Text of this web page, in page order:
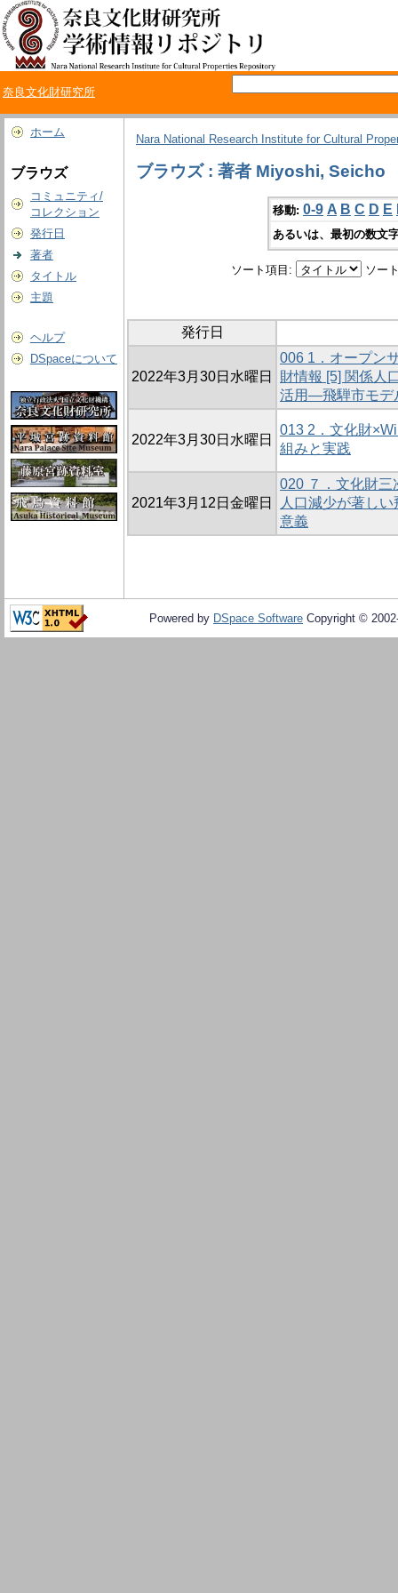
奈良文化財研究所
ホーム
ブラウズ
コミュニティ/
コレクション
発行日
著者
タイトル
主題
ヘルプ
DSpaceについて
Nara National Research Institute for Cultural
ブラウズ : 著者 Miyoshi, Seicho
移動: 0-9 A B C D E
あるいは、最初の数文
ソート項目: ソー
発行日
2022年3月30日水曜日
006 1．オープン
財情報 [5] 関係人
活用―飛騨市モ
2022年3月30日水曜日
013 2．文化財
組みと実践
2021年3月12日金曜日
020 ７．文化財三
人口減少が著し
意義
Powered by DSpace Software Copyright ©